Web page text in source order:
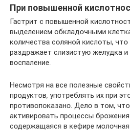
При повышенной
Гастрит с повышенной
выделением обкладочными
количества соляной кислоты,
раздражает слизистую желудка и
воспаление.
Несмотря на все полезные
продуктов, употреблять их при
противопоказано. Дело в том,
активировать процессы
содержащаяся в кефире